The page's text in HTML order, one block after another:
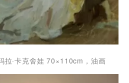
拉·卡克舍娃 70×110cm，油画